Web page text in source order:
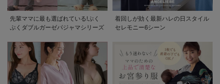
先輩ママに最も選ばれている!ぷく
ぷくダブルガーゼパジャマシリーズ
着回しが効く最新ハレの日スタイル
セレモニー6シーン